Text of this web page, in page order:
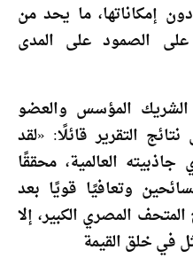
إمكاناتها، ما يحد من
على الصمود على المدى
المؤسس والعضو
التقرير قائلًا: «لقد
العالمية، محققًا
وتعافيًا قويًا بعد
المصري الكبير، إلا
في خلق القيمة